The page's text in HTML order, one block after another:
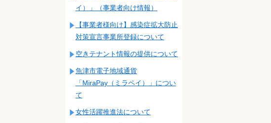
イ）」（事業者向け情報）
【事業者様向け】感染症拡大防止
対策宣言事業所登録について
空きテナント情報の提供について
魚津市電子地域通貨
「MiraPay（ミラペイ）」につい
て
女性活躍推進法について